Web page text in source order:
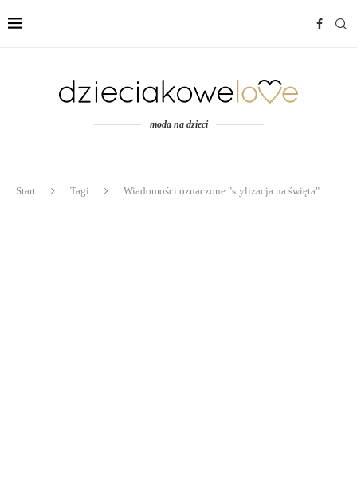
moda na dzieci
Start Tagi Wiadomości oznaczone "stylizacja na święta"